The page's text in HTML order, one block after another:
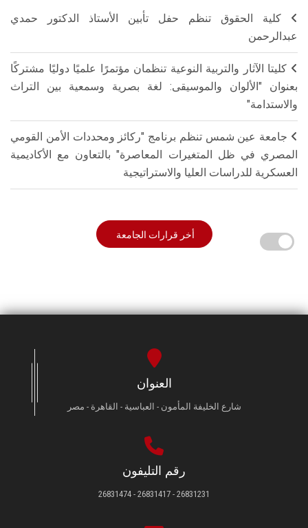
كلية الحقوق تنظم حفل تأبين الأستاذ الدكتور حمدي
عبدالرحمن
كليتا الآثار والتربية النوعية تنظمان مؤتمرًا علميًا دوليًا مشتركًا
بعنوان "الألوان والموسيقى: لغة بصرية وسمعية بين التراث
والاستدامة"
جامعة عين شمس تنظم برنامج "ركائز ومحددات الأمن القومي
المصري في ظل المتغيرات المعاصرة" بالتعاون مع الأكاديمية
العسكرية للدراسات العليا والاستراتيجية
أخر قرارات الجامعة
العنوان
شارع الخليفة المأمون - العباسية - القاهرة - مصر
رقم التليفون
26831231 - 26831417 - 26831474